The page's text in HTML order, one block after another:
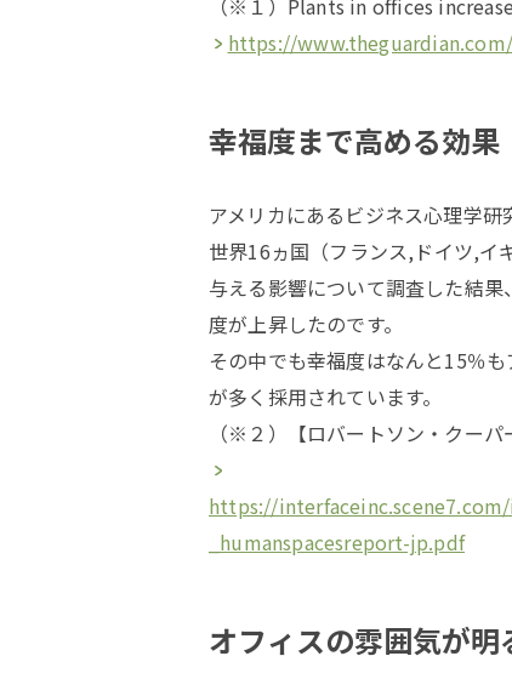
（※１）Plants in offices
https://
幸福度まで高める効果
アメリカにあるビジネス心理学
世界16ヵ国（フランス,ドイツ,イ
与える影響について調査した結
度が上昇したのです。
その中でも幸福度はなんと15％
が多く採用されています。
（※２）【ロバートソン・クー
https://
_humanspacesreport-jp.pdf
オフィスの雰囲気が明